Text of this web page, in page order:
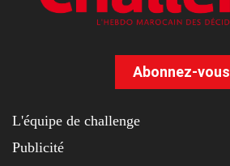
Abonnez-vous
L'équipe de challenge
Publicité